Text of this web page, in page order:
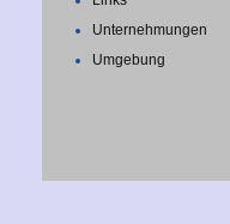
Unternehmungen
Umgebung